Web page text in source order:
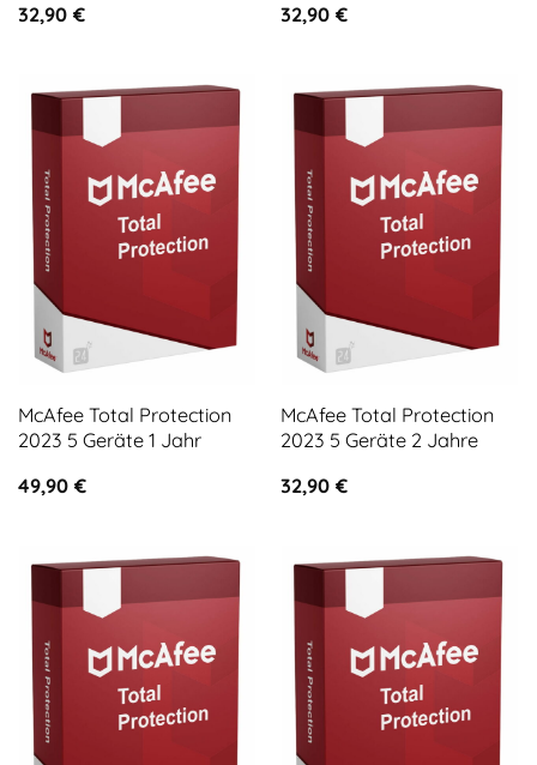
32,90 €
32,90 €
McAfee Total Protection
2023 5 Geräte 1 Jahr
49,90 €
McAfee Total Protection
2023 5 Geräte 2 Jahre
32,90 €